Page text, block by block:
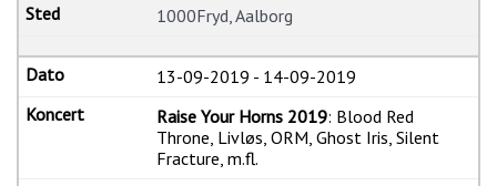
1000Fryd, Aalborg
13-09-2019 - 14-09-2019
Raise Your Horns 2019: Blood Red
Throne, Livløs, ORM, Ghost Iris, Silent
Fracture, m.fl.